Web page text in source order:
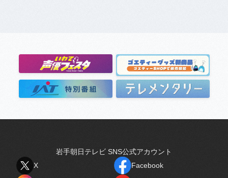
岩手朝日テレビ SNS公式アカウント
X
Facebook